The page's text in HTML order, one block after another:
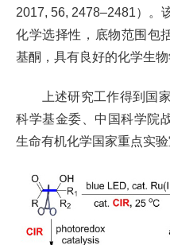
2017, 56, 2478–2481）。
化学选择性，底物范围包
基酮，具有良好的化学生物
上述研究工作得到国家
科学基金委、中国科学院
生命有机化学国家重点实